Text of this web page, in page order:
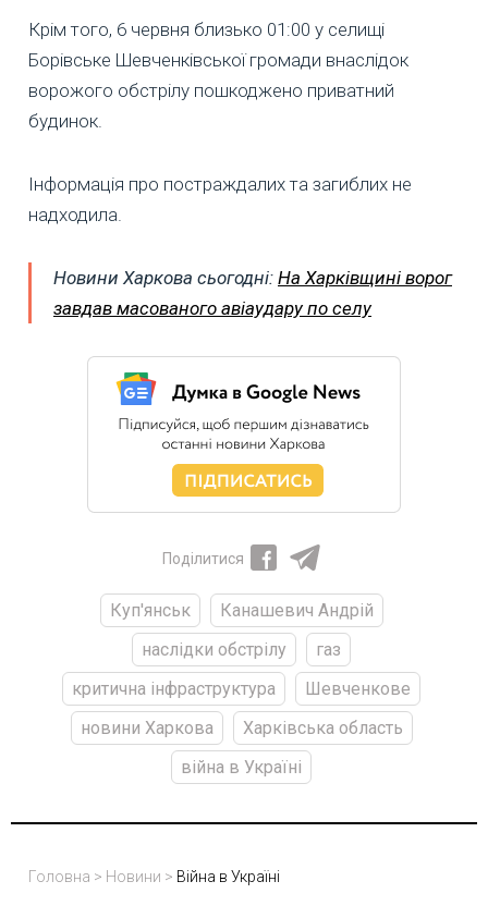
Крім того, 6 червня близько 01:00 у селищі
Борівське Шевченківської громади внаслідок
ворожого обстрілу пошкоджено приватний
будинок.
Інформація про постраждалих та загиблих не
надходила.
Новини Харкова сьогодні: На Харківщині ворог
завдав масованого авіаудару по селу
Поділитися
Куп'янськ
Канашевич Андрій
наслідки обстрілу
газ
критична інфраструктура
Шевченкове
новини Харкова
Харківська область
війна в Україні
Головна > Новини > Війна в Україні